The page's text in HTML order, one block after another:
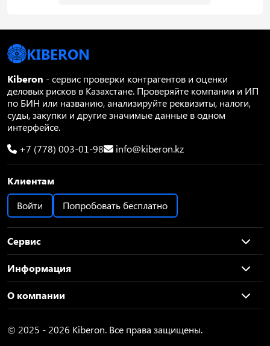
KIBERON
Kiberon - сервис проверки контрагентов и оценки
деловых рисков в Казахстане. Проверяйте компании и ИП
по БИН или названию, анализируйте реквизиты, налоги,
суды, закупки и другие значимые данные в одном
интерфейсе.
+7 (778) 003-01-98
info@kiberon.kz
Клиентам
Войти
Попробовать бесплатно
Сервис
Информация
О компании
© 2025 - 2026 Kiberon. Все права защищены.